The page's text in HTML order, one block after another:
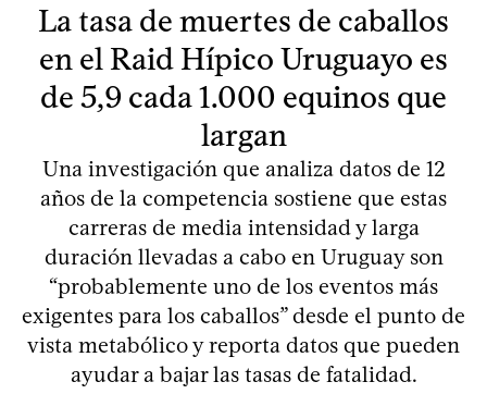
La tasa de muertes de caballos
en el Raid Hípico Uruguayo es
de 5,9 cada 1.000 equinos que
largan
Una investigación que analiza datos de 12
años de la competencia sostiene que estas
carreras de media intensidad y larga
duración llevadas a cabo en Uruguay son
“probablemente uno de los eventos más
exigentes para los caballos” desde el punto de
vista metabólico y reporta datos que pueden
ayudar a bajar las tasas de fatalidad.